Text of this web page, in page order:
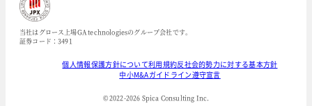
当社はグロース上場GA technologiesのグループ会社です。
証券コード：3491
個人情報保護方針について利用規約反社会的勢力に対する基本方針
中小M&Aガイドライン遵守宣言
© 2022-2026 Spica Consulting Inc.